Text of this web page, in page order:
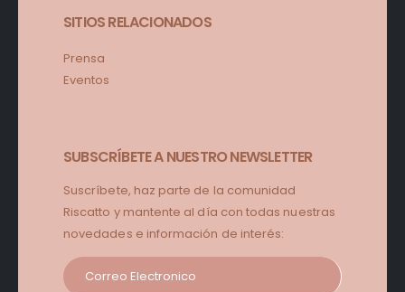
SITIOS RELACIONADOS
Prensa
Eventos
SUBSCRÍBETE A NUESTRO NEWSLETTER
Suscríbete, haz parte de la comunidad
Riscatto y mantente al día con todas nuestras
novedades e información de interés: